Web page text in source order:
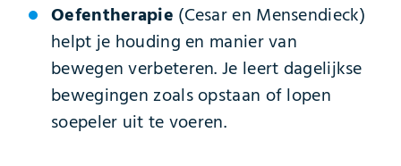
Oefentherapie (Cesar en Mensendieck)
helpt je houding en manier van
bewegen verbeteren. Je leert dagelijkse
bewegingen zoals opstaan of lopen
soepeler uit te voeren.